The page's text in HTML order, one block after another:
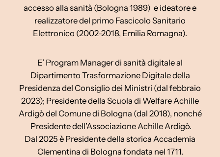
accesso alla sanità (Bologna 1989) e ideatore e
realizzatore del primo Fascicolo Sanitario
Elettronico (2002-2018, Emilia Romagna).
E’ Program Manager di sanità digitale al
Dipartimento Trasformazione Digitale della
Presidenza del Consiglio dei Ministri (dal febbraio
2023); Presidente della Scuola di Welfare Achille
Ardigò del Comune di Bologna (dal 2018), nonché
Presidente dell’Associazione Achille Ardigò.
Dal 2025 è Presidente della storica Accademia
Clementina di Bologna fondata nel 1711.